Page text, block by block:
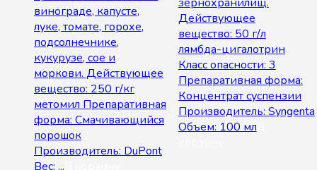
винограде, капусте,
луке, томате, горохе,
подсолнечнике,
кукурузе, сое и
моркови. Действующее
вещество: 250 г/кг
метомил Препаративная
форма: Смачивающийся
порошок
Производитель: DuPont
Вес: ...
Действующее
вещество: 50 г/л
лямбда-цигалотрин
Класс опасности: 3
Препаративная форма:
Концентрат суспензии
Производитель: Syngenta
Объем: 100 мл